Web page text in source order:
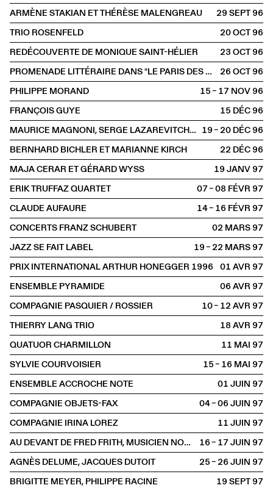
ARMÈNE STAKIAN ET THÉRÈSE MALENGREAU
29 SEPT1996
TRIO ROSENFELD
20 OCT1996
REDÉCOUVERTE DE MONIQUE SAINT-HÉLIER
23 OCT1996
PROMENADE LITTÉRAIRE DANS "LE PARIS DES SUISSES"
26 OCT1996
PHILIPPE MORAND
15 – 17 NOV1996
FRANÇOIS GUYE
15 DÉC1996
MAURICE MAGNONI, SERGE LAZAREVITCH, JOËL ALLOUCHE 19 – 20 DÉC1996
BERNHARD BICHLER ET MARIANNE KIRCH
22 DÉC1996
MAJA CERAR ET GÉRARD WYSS
19 JANV1997
ERIK TRUFFAZ QUARTET
07 – 08 FÉVR1997
CLAUDE AUFAURE
14 – 16 FÉVR1997
CONCERTS FRANZ SCHUBERT
02 MARS1997
JAZZ SE FAIT LABEL
19 – 22 MARS1997
PRIX INTERNATIONAL ARTHUR HONEGGER 1996
01 AVR1997
ENSEMBLE PYRAMIDE
06 AVR1997
COMPAGNIE PASQUIER / ROSSIER
10 – 12 AVR1997
THIERRY LANG TRIO
18 AVR1997
QUATUOR CHARMILLON
11 MAI1997
SYLVIE COURVOISIER
15 – 16 MAI1997
ENSEMBLE ACCROCHE NOTE
01 JUIN1997
COMPAGNIE OBJETS-FAX
04 – 06 JUIN1997
COMPAGNIE IRINA LOREZ
11 JUIN1997
AU DEVANT DE FRED FRITH, MUSICIEN NOMADE
16 – 17 JUIN1997
AGNÈS DELUME, JACQUES DUTOIT
25 – 26 JUIN1997
BRIGITTE MEYER, PHILIPPE RACINE
19 SEPT1997